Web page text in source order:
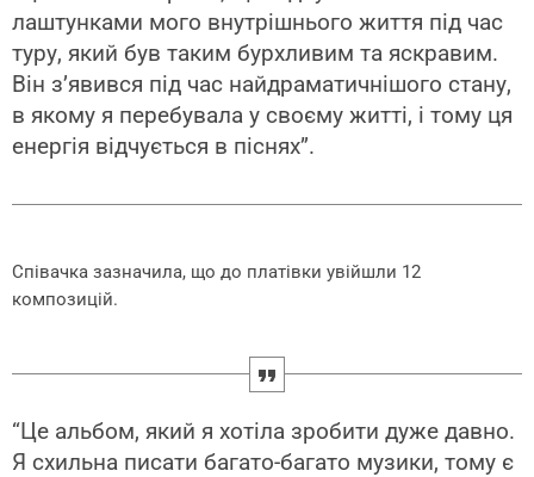
лаштунками мого внутрішнього життя під час
туру, який був таким бурхливим та яскравим.
Він з’явився під час найдраматичнішого стану,
в якому я перебувала у своєму житті, і тому ця
енергія відчується в піснях”.
Співачка зазначила, що до платівки увійшли 12
композицій.
“Це альбом, який я хотіла зробити дуже давно.
Я схильна писати багато-багато музики, тому є